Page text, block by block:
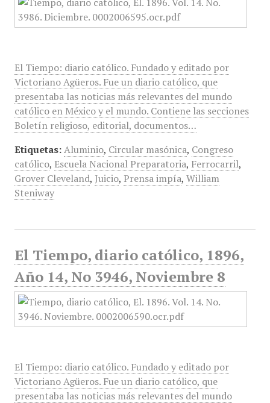
El Tiempo: diario católico. Fundado y editado por
Victoriano Agüeros. Fue un diario católico, que
presentaba las noticias más relevantes del mundo
católico en México y el mundo. Contiene las secciones
Boletín religioso, editorial, documentos…
Etiquetas: Aluminio, Circular masónica, Congreso
católico, Escuela Nacional Preparatoria, Ferrocarril,
Grover Cleveland, Juicio, Prensa impía, William
Steniway
El Tiempo, diario católico, 1896,
Año 14, No 3946, Noviembre 8
El Tiempo: diario católico. Fundado y editado por
Victoriano Agüeros. Fue un diario católico, que
presentaba las noticias más relevantes del mundo